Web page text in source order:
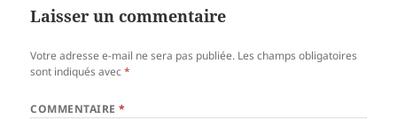
Laisser un commentaire
Votre adresse e-mail ne sera pas publiée. Les champs obligatoires
sont indiqués avec*
COMMENTAIRE*